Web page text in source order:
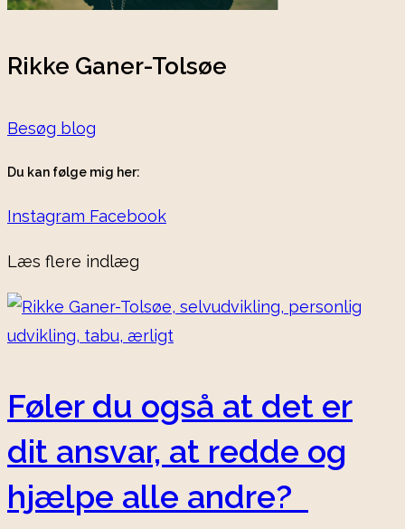
Rikke Ganer-Tolsøe
Besøg blog
Du kan følge mig her:
Instagram Facebook
Læs flere indlæg
Føler du også at det er
dit ansvar, at redde og
hjælpe alle andre?